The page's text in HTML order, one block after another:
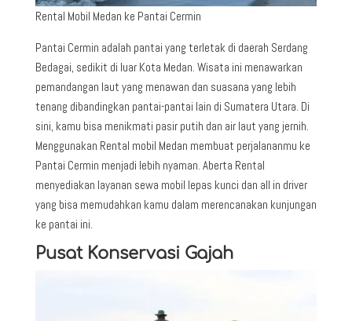
Rental Mobil Medan ke Pantai Cermin
Pantai Cermin adalah pantai yang terletak di daerah Serdang
Bedagai, sedikit di luar Kota Medan. Wisata ini menawarkan
pemandangan laut yang menawan dan suasana yang lebih
tenang dibandingkan pantai-pantai lain di Sumatera Utara. Di
sini, kamu bisa menikmati pasir putih dan air laut yang jernih.
Menggunakan Rental mobil Medan membuat perjalananmu ke
Pantai Cermin menjadi lebih nyaman. Aberta Rental
menyediakan layanan sewa mobil lepas kunci dan all in driver
yang bisa memudahkan kamu dalam merencanakan kunjungan
ke pantai ini.
Pusat Konservasi Gajah